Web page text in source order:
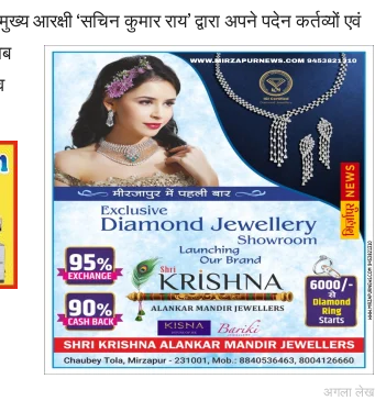
Paper
आरक्षी ‘सचिन कुमार राय’ द्वारा अपने पदेन कर्तव्योंएवं
अगला लेख